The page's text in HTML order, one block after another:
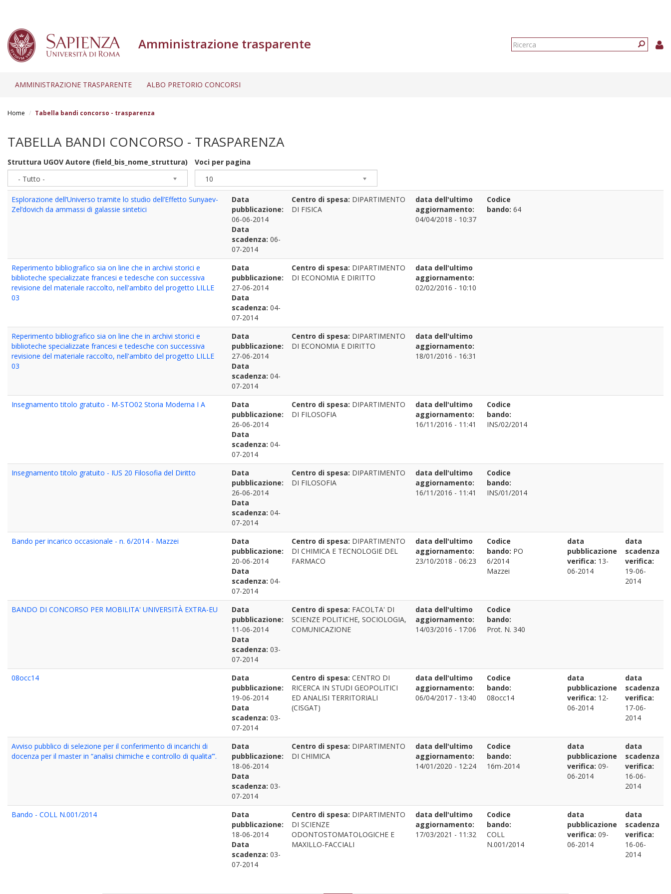
Amministrazione trasparente
Form
AMMINISTRAZIONE TRASPARENTE ALBO PRETORIO CONCORSI
Home Tabella bandi concorso - trasparenza
TABELLA BANDI CONCORSO - TRASPARENZA
Struttura UGOV Autore (field_bis_nome_struttura)
- Tutto -
Voci per pagina
10
Esplorazione dell’Universo tramite lo studio dell’Effetto Sunyaev-
Zel’dovich da ammassi di galassie sintetici
Data
pubblicazione:
06-06-2014
Data
scadenza: 06-
07-2014
Centro di spesa: DIPARTIMENTO
DI FISICA
data dell'ultimo
aggiornamento:
04/04/2018 - 10:37
Codice
bando: 64
Reperimento bibliografico sia on line che in archivi storici e
biblioteche specializzate francesi e tedesche con successiva
revisione del materiale raccolto, nell'ambito del progetto LILLE
03
Data
pubblicazione:
27-06-2014
Data
scadenza: 04-
07-2014
Centro di spesa: DIPARTIMENTO
DI ECONOMIA E DIRITTO
data dell'ultimo
aggiornamento:
02/02/2016 - 10:10
Reperimento bibliografico sia on line che in archivi storici e
biblioteche specializzate francesi e tedesche con successiva
revisione del materiale raccolto, nell'ambito del progetto LILLE
03
Data
pubblicazione:
27-06-2014
Data
scadenza: 04-
07-2014
Centro di spesa: DIPARTIMENTO
DI ECONOMIA E DIRITTO
data dell'ultimo
aggiornamento:
18/01/2016 - 16:31
Insegnamento titolo gratuito - M-STO02 Storia Moderna I A
Data
pubblicazione:
26-06-2014
Data
scadenza: 04-
07-2014
Centro di spesa: DIPARTIMENTO
DI FILOSOFIA
data dell'ultimo
aggiornamento:
16/11/2016 - 11:41
Codice
bando:
INS/02/2014
Insegnamento titolo gratuito - IUS 20 Filosofia del Diritto
Data
pubblicazione:
26-06-2014
Data
scadenza: 04-
07-2014
Centro di spesa: DIPARTIMENTO
DI FILOSOFIA
data dell'ultimo
aggiornamento:
16/11/2016 - 11:41
Codice
bando:
INS/01/2014
Bando per incarico occasionale - n. 6/2014 - Mazzei
Data
pubblicazione:
20-06-2014
Data
scadenza: 04-
07-2014
Centro di spesa: DIPARTIMENTO
DI CHIMICA E TECNOLOGIE DEL
FARMACO
data dell'ultimo
aggiornamento:
23/10/2018 - 06:23
Codice
bando: PO
6/2014
Mazzei
data
pubblicazione
verifica: 13-
06-2014
data
scadenza
verifica:
19-06-
2014
BANDO DI CONCORSO PER MOBILITA' UNIVERSITÀ EXTRA-EU
Data
pubblicazione:
11-06-2014
Data
scadenza: 03-
07-2014
Centro di spesa: FACOLTA' DI
SCIENZE POLITICHE, SOCIOLOGIA,
COMUNICAZIONE
data dell'ultimo
aggiornamento:
14/03/2016 - 17:06
Codice
bando:
Prot. N. 340
08occ14
Data
pubblicazione:
19-06-2014
Data
scadenza: 03-
07-2014
Centro di spesa: CENTRO DI
RICERCA IN STUDI GEOPOLITICI
ED ANALISI TERRITORIALI
(CISGAT)
data dell'ultimo
aggiornamento:
06/04/2017 - 13:40
Codice
bando:
08occ14
data
pubblicazione
verifica: 12-
06-2014
data
scadenza
verifica:
17-06-
2014
Avviso pubblico di selezione per il conferimento di incarichi di
docenza per il master in “analisi chimiche e controllo di qualita’”.
Data
pubblicazione:
18-06-2014
Data
scadenza: 03-
07-2014
Centro di spesa: DIPARTIMENTO
DI CHIMICA
data dell'ultimo
aggiornamento:
14/01/2020 - 12:24
Codice
bando:
16m-2014
data
pubblicazione
verifica: 09-
06-2014
data
scadenza
verifica:
16-06-
2014
Bando - COLL N.001/2014
Data
pubblicazione:
18-06-2014
Data
scadenza: 03-
07-2014
Centro di spesa: DIPARTIMENTO
DI SCIENZE
ODONTOSTOMATOLOGICHE E
MAXILLO-FACCIALI
data dell'ultimo
aggiornamento:
17/03/2021 - 11:32
Codice
bando:
COLL
N.001/2014
data
pubblicazione
verifica: 09-
06-2014
data
scadenza
verifica:
16-06-
2014